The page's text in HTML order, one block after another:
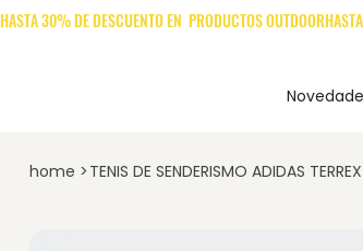
home > TENIS DE SENDERISMO ADIDAS